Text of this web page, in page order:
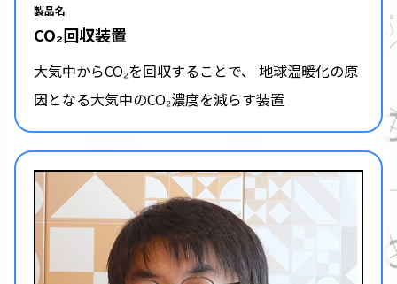
製品名
CO₂回収装置
大気中からCO₂を回収することで、 地球温暖化の原
因となる大気中のCO₂濃度を減らす装置